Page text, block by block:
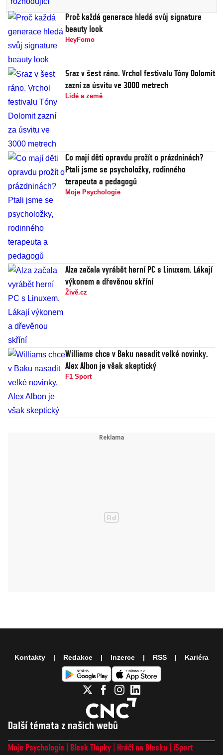
Proč každá generace hledá svůj signature
beauty look
HeyFomo
Sraz v šest ráno. Vrchol festivalu Tóny Dolomit
zazní za úsvitu ve 3000 metrech
Lidé a země
Co mají děti opravdu prožít o prázdninách?
Ptali jsme se psycholožky, rodinného
terapeuta a pedagogů
Moje Psychologie
Alza začala vyrábět herní PC s Linuxem. Lákají
výkonem a dřevěnou skříní
Živě.cz
Williams chce v Baku nasadit velké novinky.
Alex Albon je však skeptický
F1 Sport
Další témata z našich webů
Moje Psychologie Blesk Tlapky Hráči na Blesku
iSport
Kontakty Redakce Inzerce RSS Kariéra